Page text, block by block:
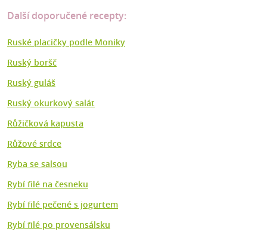
Další doporučené recepty:
Ruské placičky podle Moniky
Ruský boršč
Ruský guláš
Ruský okurkový salát
Růžičková kapusta
Růžové srdce
Ryba se salsou
Rybí filé na česneku
Rybí filé pečené s jogurtem
Rybí filé po provensálsku